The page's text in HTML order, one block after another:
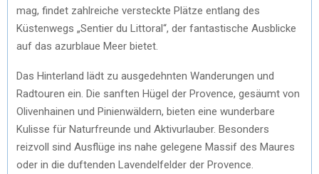
mag, findet zahlreiche versteckte Plätze entlang des
Küstenwegs „Sentier du Littoral“, der fantastische Ausblicke
auf das azurblaue Meer bietet.
Das Hinterland lädt zu ausgedehnten Wanderungen und
Radtouren ein. Die sanften Hügel der Provence, gesäumt von
Olivenhainen und Pinienwäldern, bieten eine wunderbare
Kulisse für Naturfreunde und Aktivurlauber. Besonders
reizvoll sind Ausflüge ins nahe gelegene Massif des Maures
oder in die duftenden Lavendelfelder der Provence.